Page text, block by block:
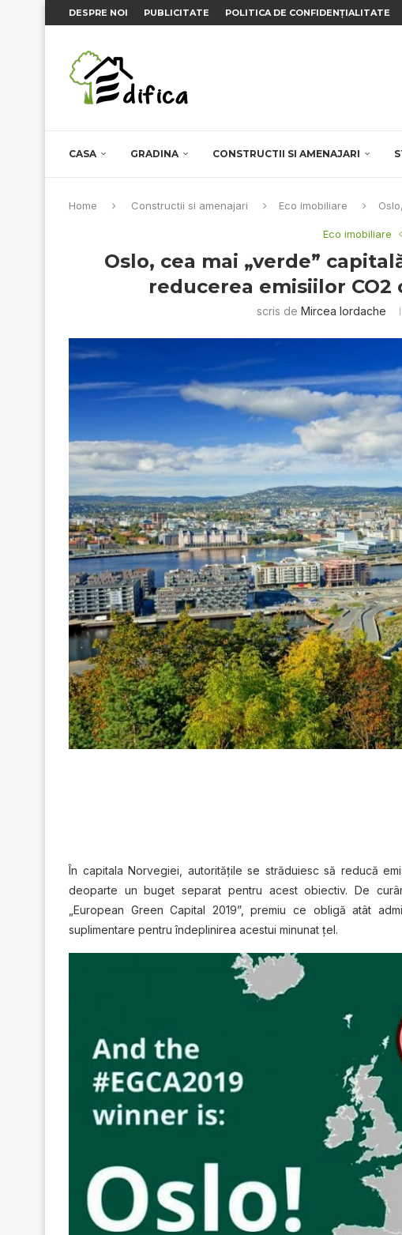
DESPRE NOI PUBLICITATE POLITICA DE CONFIDENȚIALITATE
CASA GRADINA CONSTRUCTII SI AMENAJARI
Home Constructii si amenajari Eco imobiliare
Eco imobiliare
Oslo, cea mai „verde”
reducerea emisiilor CO2
scris deMircea Iordache
În capitala Norvegiei, autorităţile se străduiesc să reducă
deoparte un buget separat pentru acest obiectiv. De
„European Green Capital 2019”, premiu ce obligă atât
suplimentare pentru îndeplinirea acestui minunat ţel.